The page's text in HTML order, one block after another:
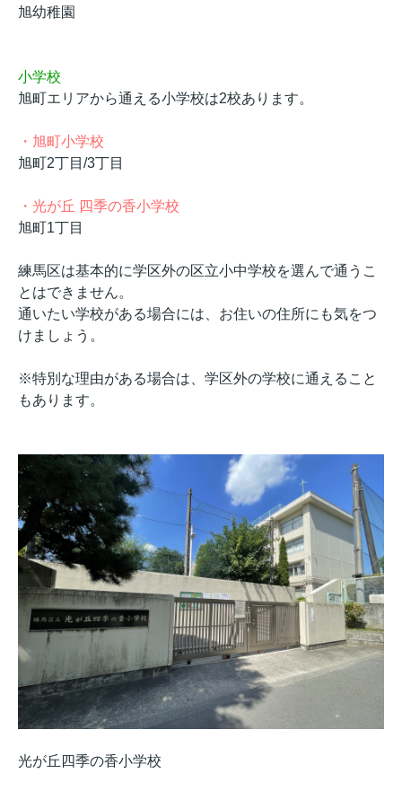
旭幼稚園
小学校
旭町エリアから通える小学校は2校あります。
・ 旭町小学校
旭町2丁目/3丁目
・ 光が丘 四季の香小学校
旭町1丁目
練馬区は基本的に学区外の区立小中学校を選んで通うこ
とはできません。
通いたい学校がある場合には、お住いの住所にも気をつ
けましょう。
※特別な理由がある場合は、学区外の学校に通えること
もあります。
光が丘四季の香小学校